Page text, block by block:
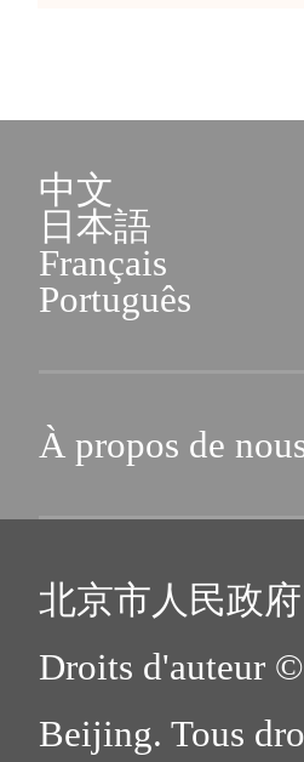
中文
日本語
Français
Português
À propos de
北京市人民政府
Droits d'auteur
Beijing. Tous